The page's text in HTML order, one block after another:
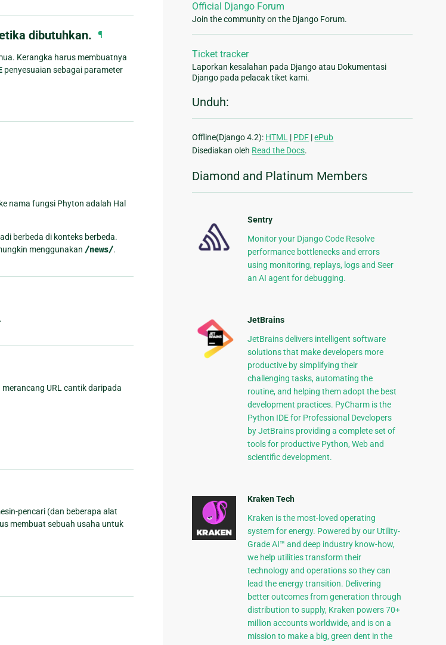
dibutuhkan. ¶
Kerangka harus membuatnya
penyesuaian sebagai parameter
nama fungsi Phyton adalah Hal
berbeda di konteks berbeda.
menggunakan /news/.
URL cantik daripada
pencari (dan beberapa alat
membuat sebuah usaha untuk
Official Django Forum
Join the community on the Django Forum.
Ticket tracker
Laporkan kesalahan pada Django atau Dokumentasi
Django pada pelacak tiket kami.
Unduh:
Offline(Django 4.2): HTML | PDF |ePub
Disediakan oleh Read the Docs.
Diamond and Platinum Members
Sentry
Monitor your Django Code Resolve
performance bottlenecks and errors
using monitoring, replays, logs and Seer
an AI agent for debugging.
JetBrains
JetBrains delivers intelligent software
solutions that make developers more
productive by simplifying their
challenging tasks, automating the
routine, and helping them adopt the best
development practices. PyCharm is the
Python IDE for Professional Developers
by JetBrains providing a complete set of
tools for productive Python, Web and
scientific development.
Kraken Tech
Kraken is the most-loved operating
system for energy. Powered by our Utility-
Grade AI™ and deep industry know-how,
we help utilities transform their
technology and operations so they can
lead the energy transition. Delivering
better outcomes from generation through
distribution to supply, Kraken powers 70+
million accounts worldwide, and is on a
mission to make a big, green dent in the